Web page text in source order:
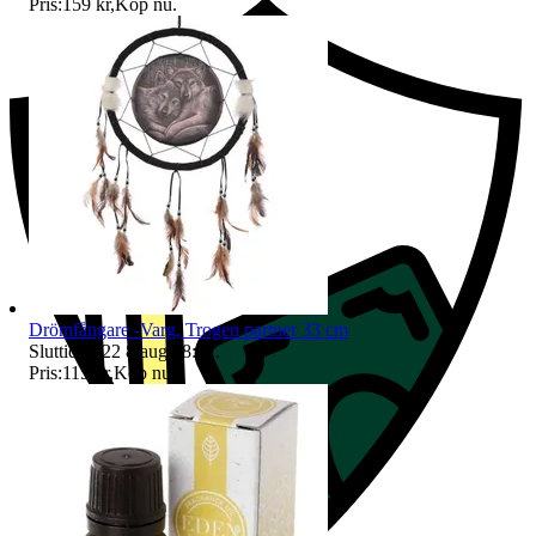
Pris: 159 kr, Köp nu.
Drömfångare -Varg, Trogen partner 33 cm
Sluttid
18:22 8 aug 18:22.
Pris:115 kr,Köp nu